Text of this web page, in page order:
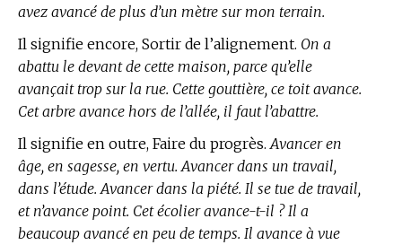
avez avancé de plus d’un mètre sur mon terrain.
Il signifie encore, Sortir de l’alignement. On a
abattu le devant de cette maison, parce qu’elle
avançait trop sur la rue. Cette gouttière, ce toit avance.
Cet arbre avance hors de l’allée, il faut l’abattre.
Il signifie en outre, Faire du progrès. Avancer en
âge, en sagesse, en vertu. Avancer dans un travail,
dans l’étude. Avancer dans la piété. Il se tue de travail,
et n’avance point. Cet écolier avance-t-il ? Il a
beaucoup avancé en peu de temps. Il avance à vue